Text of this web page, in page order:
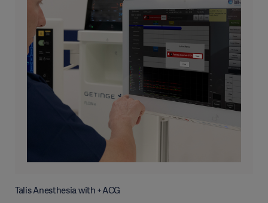
Talis Anesthesia with +ACG